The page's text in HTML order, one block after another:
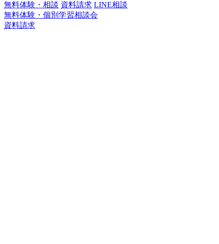
無料体験・相談 資料請求 LINE相談
無料体験・個別学習相談会
資料請求